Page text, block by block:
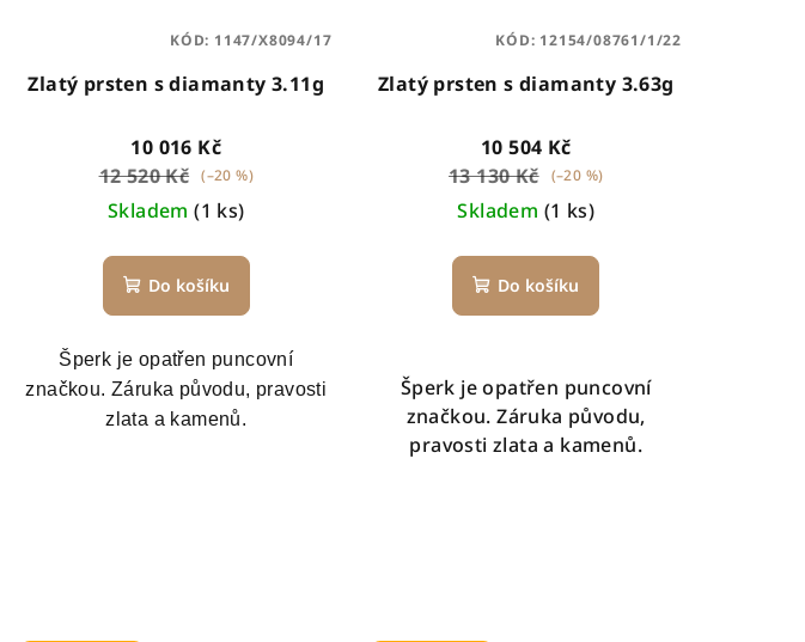
Zlatý prsten s diamanty 3.11g
10 016 Kč
12 520 Kč (–20 %)
Skladem(1 ks)
Do košíku
Šperk je opatřen puncovní
značkou. Záruka původu, pravosti
zlata a kamenů.
KÓD: 1147/X8094/17
Zlatý prsten s diamanty 3.63g
10 504 Kč
13 130 Kč
(–20 %)
Skladem (1 ks)
Do košíku
Šperk je opatřen puncovní
značkou. Záruka původu,
pravosti zlata a kamenů.
KÓD: 12154/08761/1/22